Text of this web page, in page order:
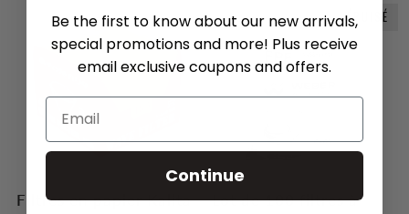
Filtres en papier Kalita
ÉPUISÉ
Lot de 100 filtres à
Be the first to know about our new arrivals,
special promotions and more! Plus receive
email exclusive coupons and offers.
Continue